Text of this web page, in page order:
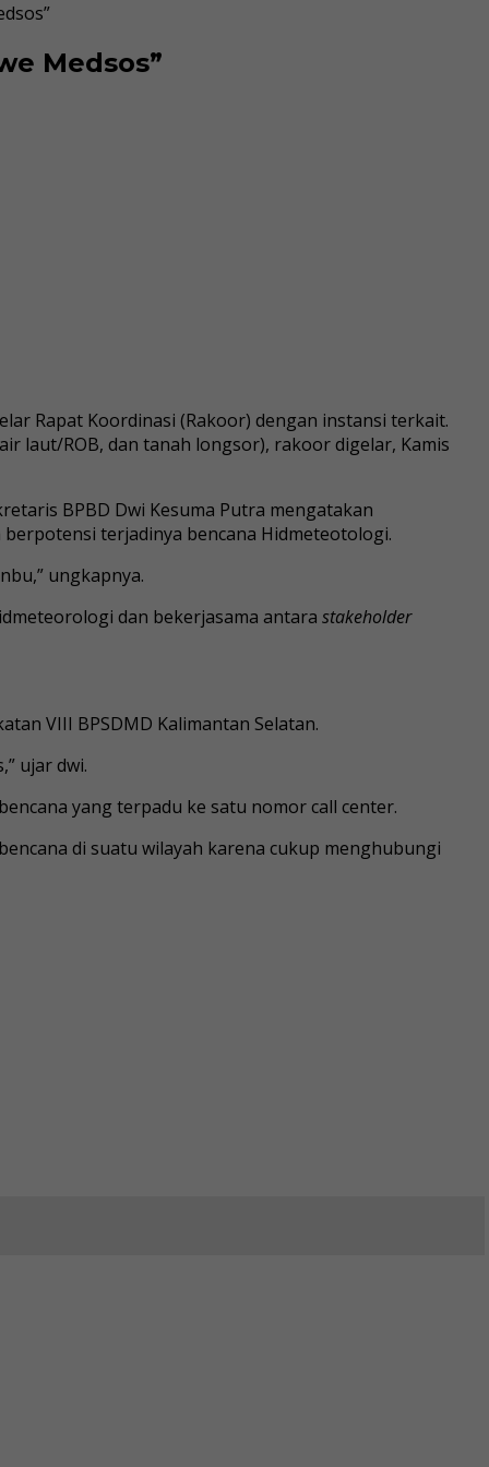
Medsos”
Rapat Koordinasi (Rakoor) dengan instansi terkait.
laut/ROB, dan tanah longsor), rakoor digelar, Kamis
BPBD Dwi Kesuma Putra mengatakan
terjadinya bencana Hidmeteotologi.
ungkapnya.
dan bekerjasama antara stakeholder
VIII BPSDMD Kalimantan Selatan.
ujar dwi.
yang terpadu ke satu nomor call center.
di suatu wilayah karena cukup menghubungi